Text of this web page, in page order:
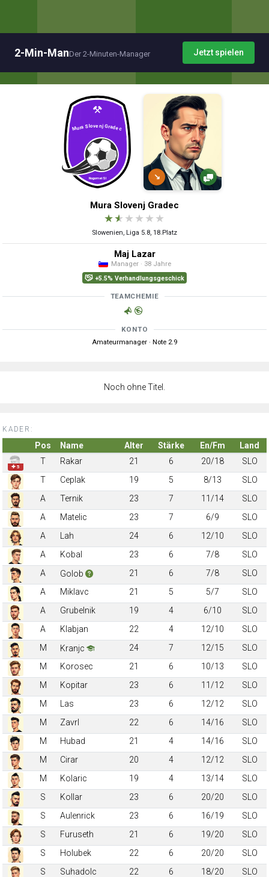
2-Min-ManDer 2-Minuten-Manager Jetzt spielen
↘
Mura Slovenj Gradec
★★ ★ ★ ★ ★
Slowenien, Liga 5.8, 18.Platz
Maj Lazar
Manager · 38 Jahre
+5.5% Verhandlungsgeschick
TEAMCHEMIE
KONTO
Amateurmanager · Note 2.9
Noch ohne Titel.
KADER:
Pos Name Alter Stärke En/Fm Land
✚ 5
T Rakar 21 6 20/18
SLO
T
Ceplak 19 5 8/13
SLO
A
Ternik 23 7 11/14
SLO
A
Matelic 23 7 6/9
SLO
A
Lah 24 6 12/10
SLO
A
Kobal 23 6 7/8
SLO
A
Golob 21 6 7/8
SLO
A
Miklavc 21 5 5/7
SLO
A
Grubelnik 19 4 6/10
SLO
A
Klabjan 22 4 12/10
SLO
M
Kranjc 24 7 12/15
SLO
M
Korosec 21 6 10/13
SLO
M
Kopitar 23 6 11/12
SLO
M
Las 23 6 12/12
SLO
M
Zavrl 22 6 14/16
SLO
M
Hubad 21 4 14/16
SLO
M
Cirar 20 4 12/12
SLO
M
Kolaric 19 4 13/14
SLO
S
Kollar 23 6 20/20
SLO
S
Aulenrick 23 6 16/19
SLO
S
Furuseth 21 6 19/20
SLO
S
Holubek 22 6 20/20
SLO
S
Suhadolc 22 6 18/20
SLO